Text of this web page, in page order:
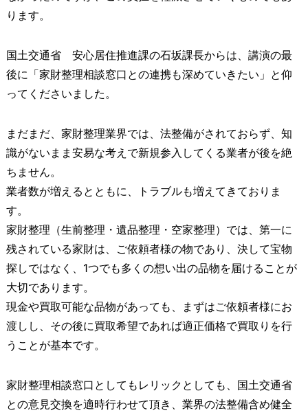
ります。
国土交通省 安心居住推進課の石坂課長からは、講演の最
後に「家財整理相談窓口との連携も深めていきたい」と仰
ってくださいました。
まだまだ、家財整理業界では、法整備がされておらず、知
識がないまま安易な考えで新規参入してくる業者が後を絶
ちません。
業者数が増えるとともに、トラブルも増えてきておりま
す。
家財整理（生前整理・遺品整理・空家整理）では、第一に
残されている家財は、ご依頼者様の物であり、決して宝物
探しではなく、1つでも多くの想い出の品物を届けることが
大切であります。
現金や買取可能な品物があっても、まずはご依頼者様にお
渡しし、その後に買取希望であれば適正価格で買取りを行
うことが基本です。
家財整理相談窓口としてもレリックとしても、国土交通省
との意見交換を適時行わせて頂き、業界の法整備含め健全